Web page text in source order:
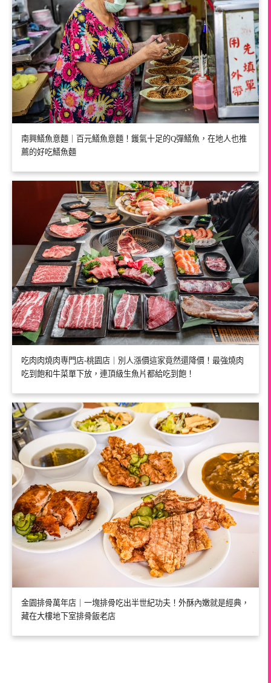
南興鱔魚意麵｜百元鱔魚意麵！鑊氣十足的Q彈鱔魚，在地人也推
薦的好吃鱔魚麵
吃肉肉燒肉専門店-桃園店｜別人漲價這家竟然還降價！最強燒肉
吃到飽和牛菜單下放，連頂級生魚片都給吃到飽！
金園排骨萬年店｜一塊排骨吃出半世紀功夫！外酥內嫩就是經典，
藏在大樓地下室排骨飯老店